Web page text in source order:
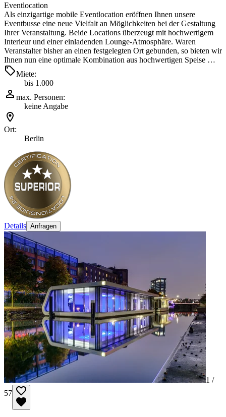
Eventlocation
Als einzigartige mobile Eventlocation eröffnen Ihnen unsere
Eventbusse eine neue Vielfalt an Möglichkeiten bei der Gestaltung
Ihrer Veranstaltung. Beide Locations überzeugt mit hochwertigem
Interieur und einer einladenden Lounge-Atmosphäre. Waren
Veranstalter bisher an einen festgelegten Ort gebunden, so bieten wir
Ihnen nun eine optimale Kombination aus hochwertigen Speise …
Miete:
bis 1.000
max. Personen:
keine Angabe
Ort:
Berlin
Details Anfragen
1 /
57